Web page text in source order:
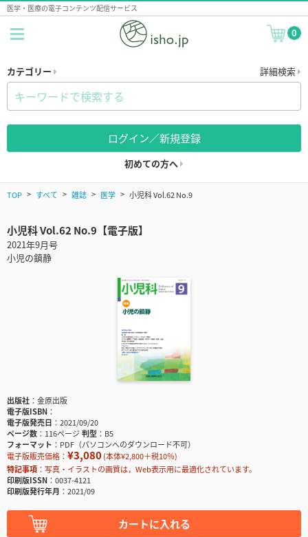
医学・医療の電子コンテンツ配信サービス
0
カテゴリー 詳細検索
ログイン／新規登録
初めての方へ
TOP すべて 雑誌 医学 小児科 Vol.62 No.9
小児科 Vol.62 No.9【電子版】
2021年9月号
小児の鎮静
出版社
金原出版
電子版ISBN
電子版発売日
2021/09/20
ページ数
116ページ判型
B5
フォーマット
PDF（パソコンへのダウンロード不可）
電子版販売価格： ¥3,080(本体¥2,800＋税10％)
特記事項
写真・イラストの画質は，Web表示用に最適化されています。
印刷版ISSN
0037-4121
印刷版発行年月
2021/09
カートに入れる